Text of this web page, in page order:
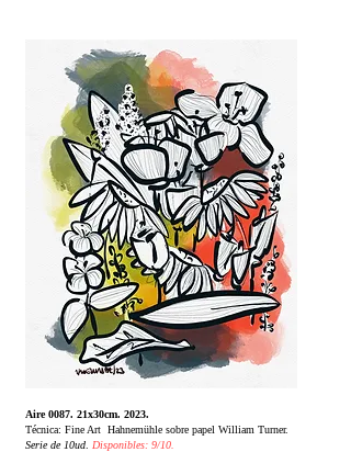
Aire 0087. 21x30cm. 2023.
Técnica: Fine Art Hahnemühle sobre papel William Turner.
Serie de 10ud
Disponibles: 9/10.